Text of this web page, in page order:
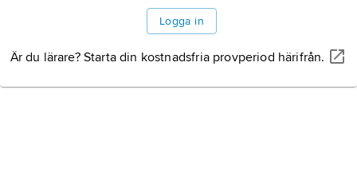
Logga in
Är du lärare? Starta din kostnadsfria provperiod härifrån.